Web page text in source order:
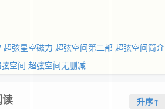
超弦星空磁力 超弦空间第二部 超弦空间简介
空间 超弦空间无删减
读 升序↑